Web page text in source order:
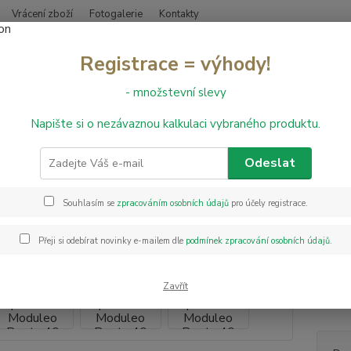
Vrácení zboží Fotogalerie Kontakty
Hledat
Vinylové podlahy Vinylová podlaha Moduleo Roots 40 Midland Oak
podlaha Moduleo Roots
Registrace = výhody!
- množstevní slevy
Napište si o nezávaznou kalkulaci vybraného produktu.
Odeslat
Souhlasím se zpracováním osobních údajůpro účely registrace.
Přeji si odebírat novinky e-mailem dle podmínek zpracování osobních údajů.
Zavřít